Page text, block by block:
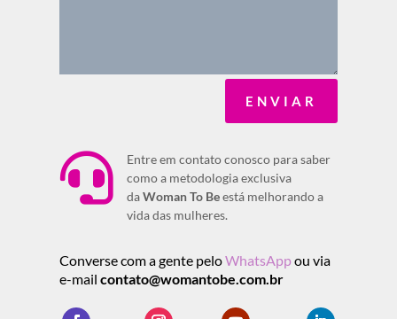
ENVIAR

Entre em contato conosco para saber
como a metodologia exclusiva
daWoman To Beestá melhorando a
vida das mulheres.
Converse com a gente peloWhatsAppou via
e-mailcontato@womantobe.com.br